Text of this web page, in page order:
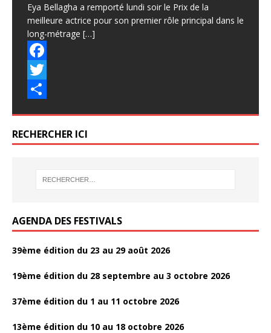
Eya Bellagha a remporté lundi soir le Prix de la
meilleure actrice pour son premier rôle principal dans le
long-métrage […]
F
a
e
b
T
i
t
a
r
e
RECHERCHER ICI
AGENDA DES FESTIVALS
39ème édition du 23 au 29 août 2026
19ème édition du 28 septembre au 3 octobre 2026
37ème édition du 1 au 11 octobre 2026
13ème édition du 10 au 18 octobre 2026